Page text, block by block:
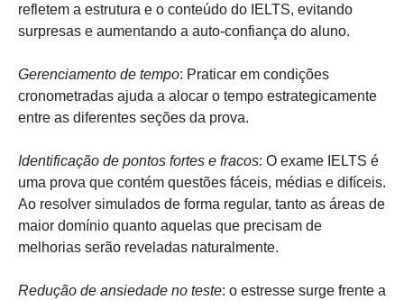
refletem a estrutura e o conteúdo do IELTS, evitando
surpresas e aumentando a auto-confiança do aluno.
Gerenciamento de tempo: Praticar em condições
cronometradas ajuda a alocar o tempo estrategicamente
entre as diferentes seções da prova.
Identificação de pontos fortes e fracos: O exame IELTS é
uma prova que contém questões fáceis, médias e difíceis.
Ao resolver simulados de forma regular, tanto as áreas de
maior domínio quanto aquelas que precisam de
melhorias serão reveladas naturalmente.
Redução de ansiedade no teste: o estresse surge frente a